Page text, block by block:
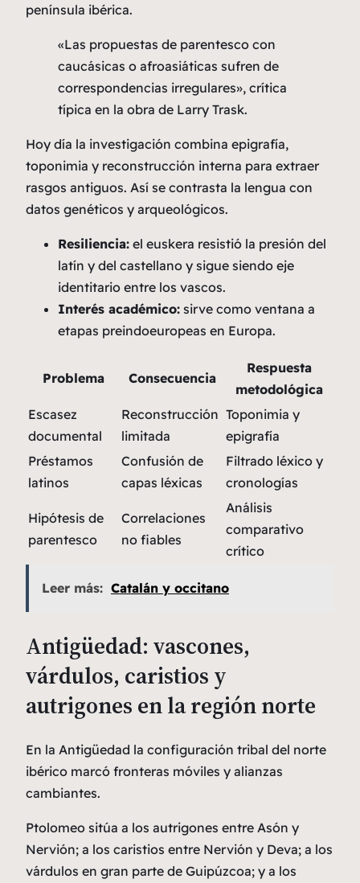
península ibérica.
«Las propuestas de parentesco con
caucásicas o afroasiáticas sufren de
correspondencias irregulares», crítica
típica en la obra de Larry Trask.
Hoy día la investigación combina epigrafía,
toponimia y reconstrucción interna para extraer
rasgos antiguos. Así se contrasta la lengua con
datos genéticos y arqueológicos.
Resiliencia: el euskera resistió la presión del
latín y del castellano y sigue siendo eje
identitario entre los vascos.
Interés académico: sirve como ventana a
etapas preindoeuropeas en Europa.
Problema Consecuencia
Respuesta
metodológica
Escasez
documental
Reconstrucción
limitada
Toponimia y
epigrafía
Préstamos
latinos
Confusión de
capas léxicas
Filtrado léxico y
cronologías
Hipótesis de
parentesco
Correlaciones
no fiables
Análisis
comparativo
crítico
Leer más: Catalán y occitano
Antigüedad: vascones,
várdulos, caristios y
autrigones en la región norte
En la Antigüedad la configuración tribal del norte
ibérico marcó fronteras móviles y alianzas
cambiantes.
Ptolomeo sitúa a los autrigones entre Asón y
Nervión; a los caristios entre Nervión y Deva; a los
várdulos en gran parte de Guipúzcoa; y a los